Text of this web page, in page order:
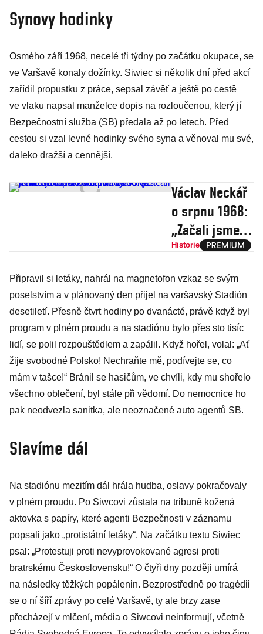
Synovy hodinky
Osmého září 1968, necelé tři týdny po začátku okupace, se
ve Varšavě konaly dožínky. Siwiec si několik dní před akcí
zařídil propustku z práce, sepsal závěť a ještě po cestě
ve vlaku napsal manželce dopis na rozloučenou, který jí
Bezpečnostní služba (SB) předala až po letech. Před
cestou si vzal levné hodinky svého syna a věnoval mu své,
daleko dražší a cennější.
Václav Neckář
o srpnu 1968:
„Začali jsme
brečet a
litevský herec
mi opakoval:
Nikdy od vás
neodejdou!"
Historie
Připravil si letáky, nahrál na magnetofon vzkaz se svým
poselstvím a v plánovaný den přijel na varšavský Stadión
desetiletí. Přesně čtvrt hodiny po dvanácté, právě když byl
program v plném proudu a na stadiónu bylo přes sto tisíc
lidí, se polil rozpouštědlem a zapálil. Když hořel, volal: „Ať
žije svobodné Polsko! Nechraňte mě, podívejte se, co
mám v tašce!“ Bránil se hasičům, ve chvíli, kdy mu shořelo
všechno oblečení, byl stále při vědomí. Do nemocnice ho
pak neodvezla sanitka, ale neoznačené auto agentů SB.
Slavíme dál
Na stadiónu mezitím dál hrála hudba, oslavy pokračovaly
v plném proudu. Po Siwcovi zůstala na tribuně kožená
aktovka s papíry, které agenti Bezpečnosti v záznamu
popsali jako „protistátní letáky“. Na začátku textu Siwiec
psal: „Protestuji proti nevyprovokované agresi proti
bratrskému Československu!“ O čtyři dny později umírá
na následky těžkých popálenin. Bezprostředně po tragédii
se o ní šíří zprávy po celé Varšavě, ty ale brzy zase
přecházejí v mlčení, média o Siwcovi neinformují, včetně